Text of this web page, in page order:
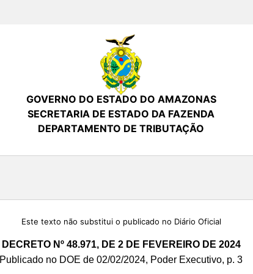
GOVERNO DO ESTADO DO AMAZONAS
SECRETARIA DE ESTADO DA FAZENDA
DEPARTAMENTO DE TRIBUTAÇÃO
Este texto não substitui o publicado no Diário Oficial
DECRETO Nº 48.971, DE 2 DE FEVEREIRO DE 2024
Publicado no DOE de 02/02/2024, Poder Executivo, p. 3